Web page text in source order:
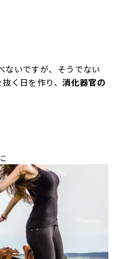
ないですが、そうでない
く日を作り、消化器官の